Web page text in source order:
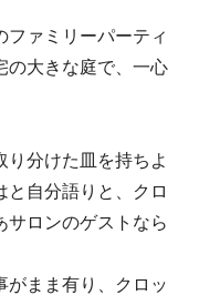
ァミリーパーティ
の大きな庭で、一心
分けた皿を持ちよ
と自分語りと、クロ
サロンのゲストなら
まま有り、クロッ